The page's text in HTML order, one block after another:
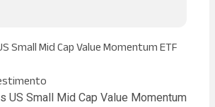
Small Mid Cap Value Momentum ETF
US Small Mid Cap Value Momentum